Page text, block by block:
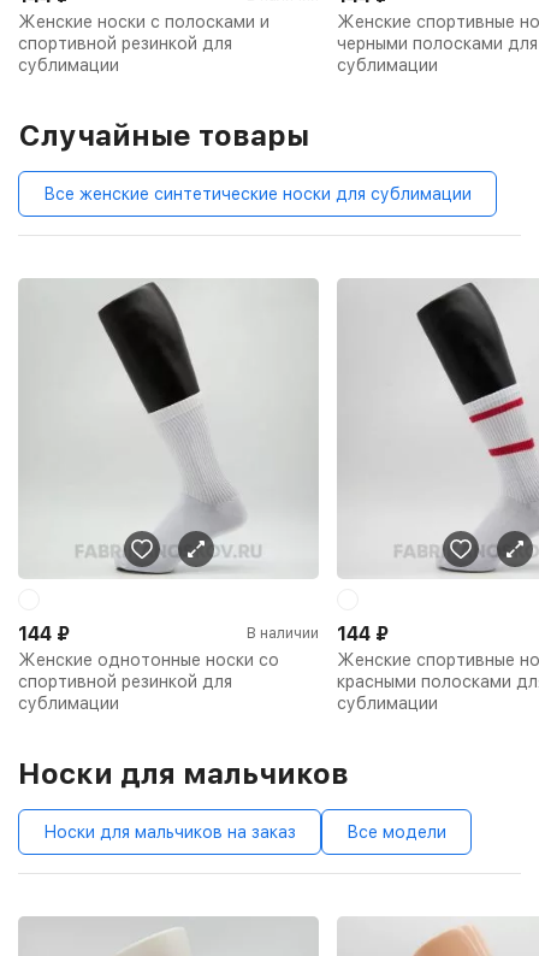
Женские носки с полосками и
спортивной резинкой для
сублимации
Женские спортивные
черными полосками для
сублимации
Случайные товары
Все женские синтетические носки для сублимации
Женские однотонные носки со
спортивной резинкой для
сублимации
144 ₽ В наличии
Женские спортивные
красными полосками
сублимации
144 ₽
Носки для мальчиков
Носки для мальчиков на заказ Все модели